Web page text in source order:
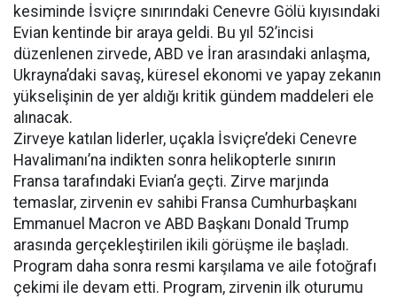
kesiminde İsviçre sınırındaki Cenevre Gölü kıyısındaki
Evian kentinde bir araya geldi. Bu yıl 52’incisi
düzenlenen zirvede, ABD ve İran arasındaki anlaşma,
Ukrayna’daki savaş, küresel ekonomi ve yapay zekanın
yükselişinin de yer aldığı kritik gündem maddeleri ele
alınacak.
Zirveye katılan liderler, uçakla İsviçre’deki Cenevre
Havalimanı’na indikten sonra helikopterle sınırın
Fransa tarafındaki Evian’a geçti. Zirve marjında
temaslar, zirvenin ev sahibi Fransa Cumhurbaşkanı
Emmanuel Macron ve ABD Başkanı Donald Trump
arasında gerçekleştirilen ikili görüşme ile başladı.
Program daha sonra resmi karşılama ve aile fotoğrafı
çekimi ile devam etti. Program, zirvenin ilk oturumu